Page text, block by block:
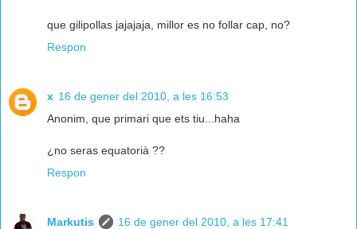
que gilipollas jajajaja, millor es no follar cap, no?
Respon
x 16 de gener del 2010, a les 16:53
Anonim, que primari que ets tiu...haha
¿no seras equatorià ??
Respon
Markutis
16 de gener del 2010, a les 17:41